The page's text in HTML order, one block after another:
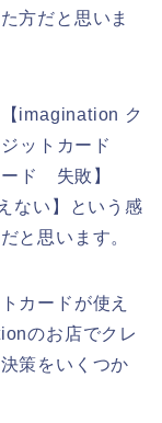
方だと思いま
imagination ク
ジットカード
ド 失敗】
ない】という感
と思います。
カードが使え
のお店でクレ
策をいくつか